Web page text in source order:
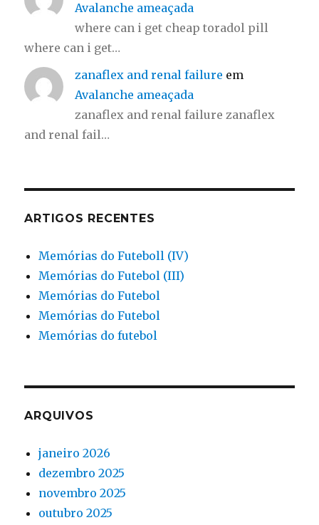
Avalanche ameaçada
where can i get cheap toradol pill
where can i get…
zanaflex and renal failure em
Avalanche ameaçada
zanaflex and renal failure zanaflex
and renal fail…
ARTIGOS RECENTES
Memórias do Futeboll (IV)
Memórias do Futebol (III)
Memórias do Futebol
Memórias do Futebol
Memórias do futebol
ARQUIVOS
janeiro 2026
dezembro 2025
novembro 2025
outubro 2025